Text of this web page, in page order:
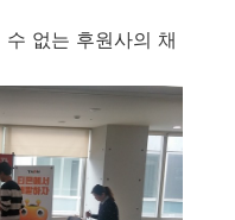
없는 후원사의 채